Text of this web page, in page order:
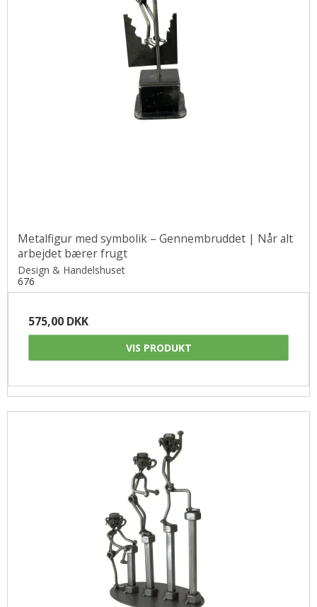
Metalfigur med symbolik – Gennembruddet | Når alt
arbejdet bærer frugt
Design & Handelshuset
676
575,00 DKK
VIS PRODUKT